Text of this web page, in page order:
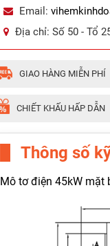
Email:
Địa chỉ: Số 50 - Tổ
GIAO HÀNG MIỄN PHÍ
CHIẾT KHẤU HẤP DẪN
Thông số
Mô tơ điện 45kW